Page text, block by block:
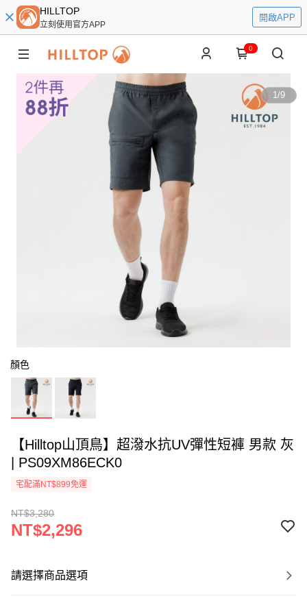
HILLTOP
立刻使用官方APP
開啟APP
0
1/9
顏色
【Hilltop山頂鳥】超潑水抗UV彈性短褲 男款 灰
| PS09XM86ECK0
宅配滿NT$899免運
NT$3,280
NT$2,296
請選擇商品選項